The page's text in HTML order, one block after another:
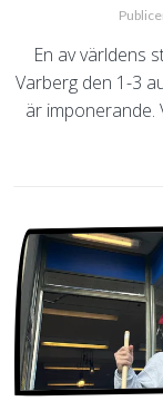
En av världens
Varberg den 1-3
är imponerande.